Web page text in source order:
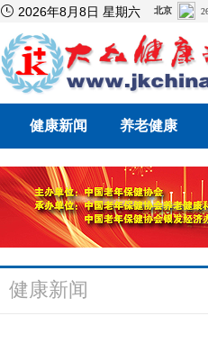
 2026年8月8日 星期六
健康新闻 养老健康
健康新闻